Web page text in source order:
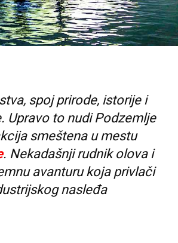
spoj prirode, istorije i
Upravo to nudi Podzemlje
smeštena u mestu
. Nekadašnji rudnik olova i
avanturu koja privlači
nasleđa